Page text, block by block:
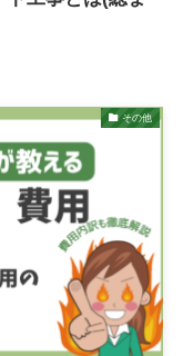
その他